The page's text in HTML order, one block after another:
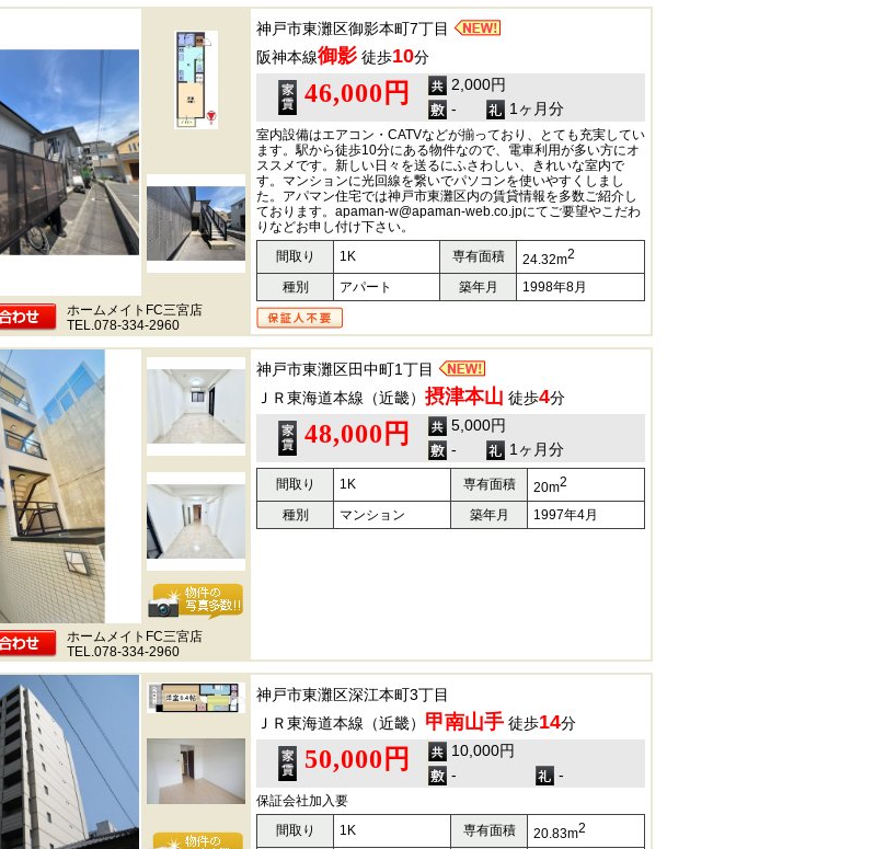
神戸市東灘区御影本町7丁目
阪神本線御影 徒歩10分
46,000円
2,000円
-
1ヶ月分
室内設備はエアコン・CATVなどが揃っており、とても充実してい
ます。駅から徒歩10分にある物件なので、電車利用が多い方にオ
ススメです。新しい日々を送るにふさわしい、きれいな室内で
す。マンションに光回線を繋いでパソコンを使いやすくしまし
た。アパマン住宅では神戸市東灘区内の賃貸情報を多数ご紹介し
ております。apaman-w@apaman-web.co.jpにてご要望やこだわ
りなどお申し付け下さい。
間取り
1K 専有面積 24.32m2
種別 アパート 築年月
1998年8月
ホームメイトFC三宮店
TEL.078-334-2960
神戸市東灘区田中町1丁目
ＪＲ東海道本線（近畿） 摂津本山 徒歩4分
48,000円
5,000円
-
1ヶ月分
間取り 1K 専有面積 20m2
種別 マンション 築年月 1997年4月
ホームメイトFC三宮店
TEL.078-334-2960
神戸市東灘区深江本町3丁目
ＪＲ東海道本線（近畿） 甲南山手 徒歩14分
50,000円
10,000円
-
-
保証会社加入要
間取り
1K 専有面積 20.83m2